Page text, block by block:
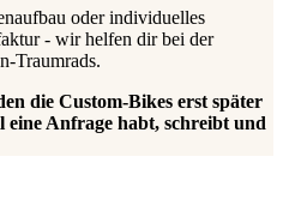
oder individuelles
- wir helfen dir bei der
Traumrads.
die Custom-Bikes erst später
Anfrage habt, schreibt und